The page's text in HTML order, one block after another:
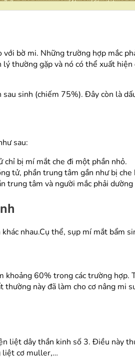
bờ mi. Những trường hợp mắc
thường gặp và nó có thể xuất
sinh (chiếm 75%). Đây còn là
sau:
bị mí mắt che đi một phần nhỏ.
tử, phần trung tâm gần như bị che
trung tâm và người mắc phải
nhau.Cụ thể, sụp mí mắt bẩm
khoảng 60% trong các trường
này đã làm cho cơ nâng
liệt dây thần kinh số 3. Điều này
liệt cơ muller,…